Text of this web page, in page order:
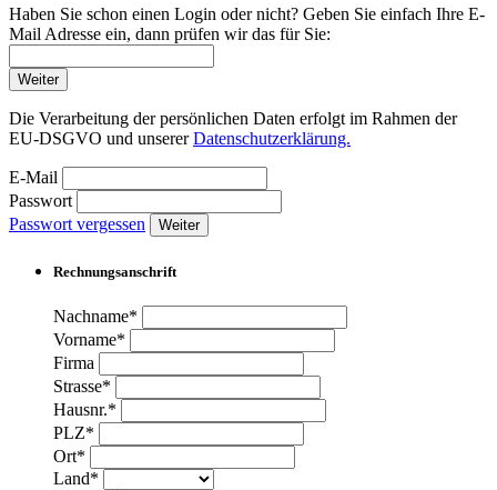
Haben Sie schon einen Login oder nicht? Geben Sie einfach Ihre E-
Mail Adresse ein, dann prüfen wir das für Sie:
Weiter
Die Verarbeitung der persönlichen Daten erfolgt im Rahmen der
EU-DSGVO und unsererDatenschutzerklärung.
E-Mail
Passwort
Passwort vergessen
Weiter
Rechnungsanschrift
Nachname*
Vorname*
Firma
Strasse*
Hausnr.*
PLZ*
Ort*
Land*